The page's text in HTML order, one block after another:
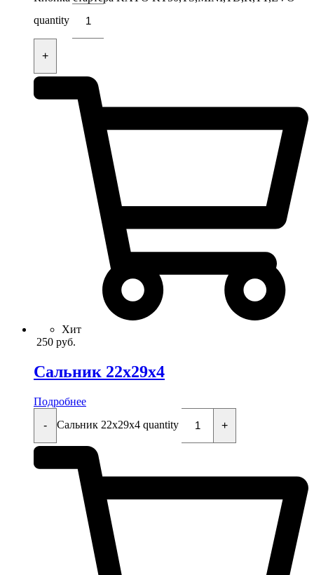
quantity
+
Хит
250 руб.
Сальник 22x29x4
Подробнее
-
Сальник 22x29x4 quantity +